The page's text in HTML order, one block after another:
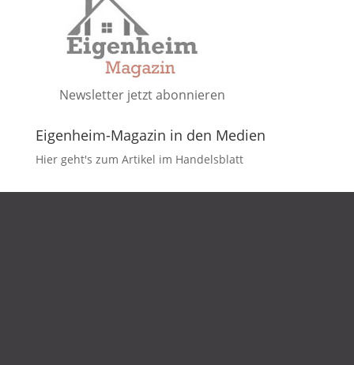
Newsletter jetzt abonnieren
Eigenheim-Magazin in den Medien
Hier geht's zum Artikel im Handelsblatt
DATENSCHUTZ